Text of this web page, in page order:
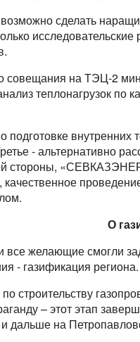
сделать
совещания на ТЭЦ-2
теплонагрузок по
подготовке
- альтернативно
стороны,
О
все желающие смогли
- газификация региона.
строительству
– этот этап
дальше на